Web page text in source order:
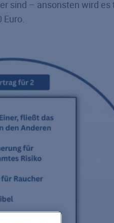
sind – ansonsten wird es